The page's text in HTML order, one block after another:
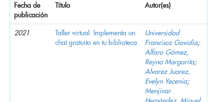
Fecha de
publicación
Título Autor(es)
2021
Taller virtual: Implementa un
chat gratuito en tu biblioteca
Universidad
Francisco Gavidia;
Alfaro Gómez,
Reyna Margarita;
Alvarez Juarez,
Evelyn Yecenia;
Menjivar